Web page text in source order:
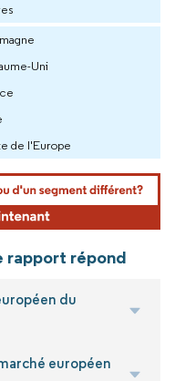
Uni
de l'Europe
rapport répond
du
européen